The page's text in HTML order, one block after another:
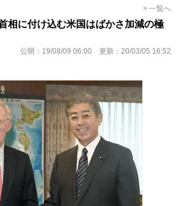
> 一覧へ
相に付け込む米国はばかさ加減の極
公開： 19/08/09 06:00 更新： 20/03/05 16:52